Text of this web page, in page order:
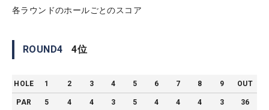
各ラウンドのホールごとのスコア
ROUND4 4位
HOLE 1 2 3 4 5 6 7 8 9 OUT
PAR 5 4 4 3 5 4 4 4 3 36